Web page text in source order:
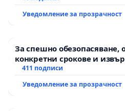
Уведомление за прозрачност
За спешно обезопасяване,
конкретни срокове и
рехабилитация на
Мирово - к.к. Момин проход
411 подписи
Уведомление за прозрачност